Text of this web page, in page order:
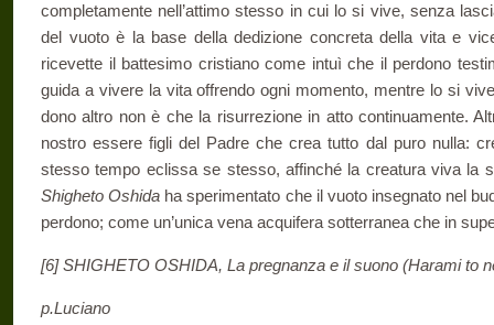
completamente nell’attimo stesso in cui lo si vive, senza
del vuoto è la base della dedizione concreta della vita e
ricevette il battesimo cristiano come intuì che il perdono
guida a vivere la vita offrendo ogni momento, mentre lo si
dono altro non è che la risurrezione in atto continuamente.
nostro essere figli del Padre che crea tutto dal puro nulla:
stesso tem­po eclissa se stesso, affinché la creatura viva la
Shigheto Oshida ha sperimentato che il vuoto inse­gnato nel
perdono; come un’unica vena acquifera sotterranea che in
[6] SHIGHETO OSHIDA, La pregnanza e il suono (Harami to
p.Luciano